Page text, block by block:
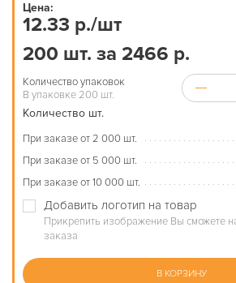
Цена:
12.33 р./шт
200 шт. за 2466 р.
Количество упаковок
В упаковке 200 шт.
Количество шт.
При заказе от 2 000 шт.
При заказе от 5 000 шт.
При заказе от 10 000 шт.
Добавить логотип на товар
Прикрепить изображение Вы сможете
заказа
В КОРЗИНУ